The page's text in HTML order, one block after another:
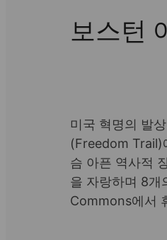
보스턴
미국 혁명의 발
(Freedom Trail)
슴 아픈 역사적
을 자랑하며 8개
Commons에서